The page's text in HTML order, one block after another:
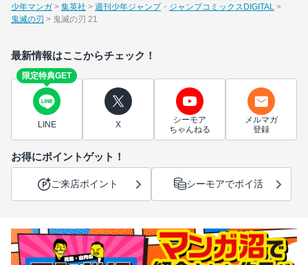
少年マンガ
集英社 週刊少年ジャンプ
ジャンプコミックスDIGITAL
鬼滅の刃
鬼滅の刃 21
最新情報はここからチェック！
限定特典GET
LINE X
シーモア
ちゃんねる
メルマガ
登録
お得にポイントゲット！
ご来店ポイント シーモアでポイ活